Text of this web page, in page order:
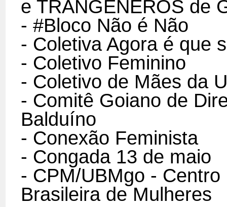
e TRANGENEROS de
- #Bloco Não é Não
- Coletiva Agora é que
- Coletivo Feminino
- Coletivo de Mães da
- Comitê Goiano de
Balduíno
- Conexão Feminista
- Congada 13 de maio
- CPM/UBMgo -
Brasileira de Mulheres